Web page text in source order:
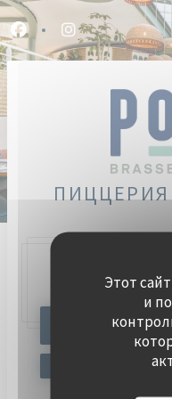
Панель управления cookies
Этот
и
FacebookInstagram
47, Quai Charles